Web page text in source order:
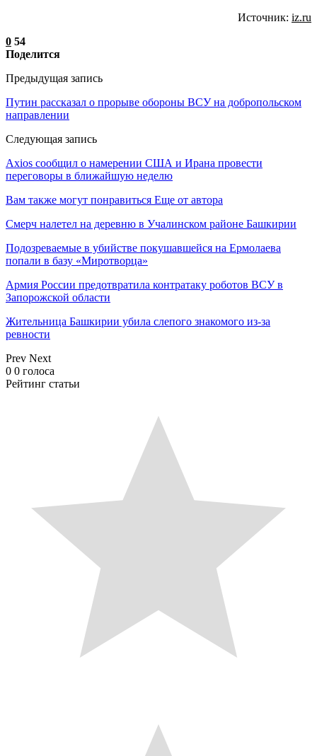
Источник: iz.ru
0 54
Поделится
Предыдущая запись
Путин рассказал о прорыве обороны ВСУ на добропольском
направлении
Следующая запись
Axios сообщил о намерении США и Ирана провести
переговоры в ближайшую неделю
Вам также могут понравиться Еще от автора
Смерч налетел на деревню в Учалинском районе Башкирии
Подозреваемые в убийстве покушавшейся на Ермолаева
попали в базу «Миротворца»
Армия России предотвратила контратаку роботов ВСУ в
Запорожской области
Жительница Башкирии убила слепого знакомого из-за
ревности
Prev Next
0 0 голоса
Рейтинг статьи